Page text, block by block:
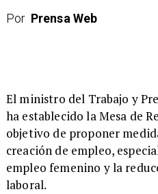
Por Prensa Web
El ministro del Trabajo y
ha establecido la Mesa de
objetivo de proponer
creación de empleo,
empleo femenino y la
laboral.